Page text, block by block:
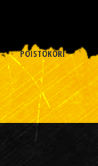
POISTOKORI